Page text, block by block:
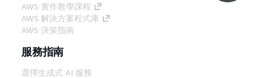
AWS 實作教學課程
AWS 解決方案程式庫
AWS 決策指南
服務指南
選擇生成式 AI 服務